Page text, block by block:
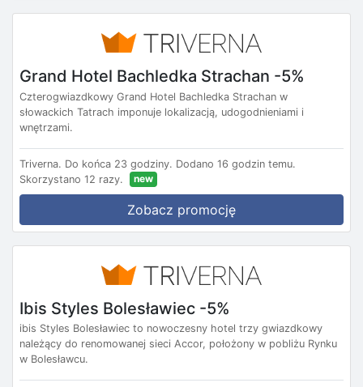
Grand Hotel Bachledka Strachan -5%
Czterogwiazdkowy Grand Hotel Bachledka Strachan w
słowackich Tatrach imponuje lokalizacją, udogodnieniami i
wnętrzami.
Triverna. Do końca 23 godziny. Dodano 16 godzin temu.
Skorzystano 12 razy.
new
Zobacz promocję
Ibis Styles Bolesławiec -5%
ibis Styles Bolesławiec to nowoczesny hotel trzy gwiazdkowy
należący do renomowanej sieci Accor, położony w pobliżu Rynku
w Bolesławcu.